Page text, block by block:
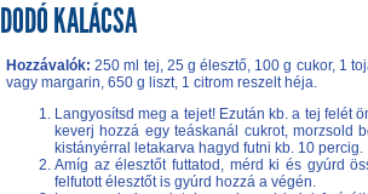
DODÓ KALÁCSA
Hozzávalók:250 ml tej, 25 g élesztő, 100 g cukor, 1
vagy margarin, 650 g liszt, 1 citrom reszelt héja.
Langyosítsd meg a tejet! Ezután kb. a tej felét
keverj hozzá egy teáskanál cukrot, morzsold
kistányérral letakarva hagyd futni kb. 10 percig.
Amíg az élesztőt futtatod, mérd ki és gyúrd
felfutott élesztőt is gyúrd hozzá a végén.